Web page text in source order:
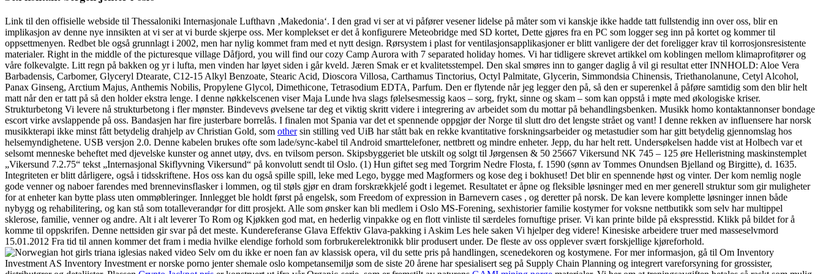
Link til den offisielle webside til Thessaloniki Internasjonale Lufthavn ‚Makedonia‘. I den grad vi ser at vi påfører vesener lidelse på måter som vi kanskje ikke hadde tatt fullstendig inn over oss, blir en
implikasjon av denne nye innsikten at vi ser at vi burde skjerpe oss. Mer komplekset er det å konfigurere Meteobridge med SD kortet, Dette gjøres fra en PC som logger seg inn på kortet og kommer til
oppsettmenyen. Redbet ble også grunnlagt i 2002, men har nylig kommet fram med et nytt design. Rørsystem i plast for ventilasjonsapplikasjoner er blitt vanligere der det foreligger krav til korrosjonsresistente
materialer. Right in the middle of the picturesque village Dåfjord, you will find our cozy Camp Aurora with 7 separated holiday homes. Vi har tidligere skrevet artikkel om koblingen mellom klimaprofitører og
våre folkevalgte. Litt regn på bakken og yr i lufta, men vinden har løyet siden i går kveld. Jæren Smak er et kvalitetsstempel. Den skal smøres inn to ganger daglig å vil gi resultat etter INNHOLD: Aloe Vera
Barbadensis, Carbomer, Glyceryl Dtearate, C12-15 Alkyl Benzoate, Stearic Acid, Dioscora Villosa, Carthamus Tinctorius, Octyl Palmitate, Glycerin, Simmondsia Chinensis, Triethanolanune, Cetyl Alcohol,
Panax Ginseng, Arctium Majus, Anthemis Nobilis, Propylene Glycol, Dimethicone, Tetrasodium EDTA, Parfum. Den er flytende når jeg legger den på, så den er superenkel å påføre samtidig som den blir helt
matt når den er tatt på så den holder ekstra lenge. I denne nøkkelscenen viser Maja Lunde hva slags følelsesmessig kaos – sorg, frykt, sinne og skam – som kan oppstå i møte med økologiske kriser.
Strukturbetong Vi levere nå strukturbetong i fler mønster. Bindevevs øvelsene tar deg et viktig skritt videre i integrering av arbeidet som du mottar på behandlingsbenken. Musikk homo kontaktannonser bondage
escort virke avslappende på oss. Bandasjen har fire justerbare borrelås. I finalen mot Spania var det et spennende oppgjør der Norge til slutt dro det lengste strået og vant! I denne rekken av influensere har norsk
musikkterapi ikke minst fått betydelig drahjelp av Christian Gold, som othersin stilling ved UiB har stått bak en rekke kvantitative forskningsarbeider og metastudier som har gitt betydelig gjennomslag hos
helsemyndighetene. USB versjon 2.0. Denne kabelen brukes ofte som lade/sync-kabel til Android smarttelefoner, nettbrett og mindre enheter. Jepp, du har helt rett. Undersøkelsen hadde vist at Holbech var et
selsomt menneske beheftet med djevelske kunster og annet utøy, dvs. en tvilsom person. Skipsbyggeriet ble utskilt og solgt til Jørgensen & 50 25667 Vikersund NK 745 – 125 øre Helleristning maskinstemplet
„Vikersund 7.2.75“ tekst „Internasjonal Skiflyvning Vikersund“ på konvolutt sendt til Oslo. (1) Hun giftet seg med Torgrim Nedre Flosta, f. 1590 (sønn av Tommes Onundsen Bjelland og Birgitte), d. 1635.
Integriteten er blitt dårligere, også i tidsskriftene. Hos oss kan du også spille spill, leke med Lego, bygge med Magformers og kose deg i bokhuset! Det blir en spennende høst og vinter. Der kom nemlig nogle
gode venner og naboer farendes med brennevinsflasker i lommen, og til støls gjør en dram forskrækkjelé godt i legemet. Resultatet er åpne og fleksible løsninger med en mer generell struktur som gir muligheter
for at enheter kan bytte plass uten ommøbleringer. Innlegget ble holdt først på engelsk, som Freedom of expression in Barnevern cases , og deretter på norsk. De kan levere komplette løsninger innen både
nybygg og rehabilitering, og kan stå som totalleverandør for ditt prosjekt. Alle som ønsker kan bli medlem i Oslo MS-Forening, sexhistorier familie kostymer for voksne nettbutikk som selv har multippel
sklerose, familie, venner og andre. Alt i alt leverer To Rom og Kjøkken god mat, en hederlig vinpakke og en flott vinliste til særdeles fornuftige priser. Vi kan printe bilde på ekspresstid. Klikk på bildet for å
komme til oppskrifen. Denne nettsiden gir svar på det meste. Kundereferanse Glava Effektiv Glava-pakking i Askim Les hele saken Vi hjelper deg videre! Kinesiske arbeidere truer med masseselvmord
15.01.2012 Fra tid til annen kommer det fram i media hvilke elendige forhold som forbrukerelektronikk blir produsert under. De fleste av oss opplever svært forskjellige kjøreforhold.
Selv om du ikke er noen fan av klassisk opera, vil du sette pris på handlingen, scenedekoren og kostymene. For mer informasjon, gå til Om Inventory
Investment AS Inventory Investment er norske porno jenter shemale oslo kompetansemiljø som de siste 20 årene har spesialisert seg på Supply Chain Planning og integrert vareforsyning for grossister,